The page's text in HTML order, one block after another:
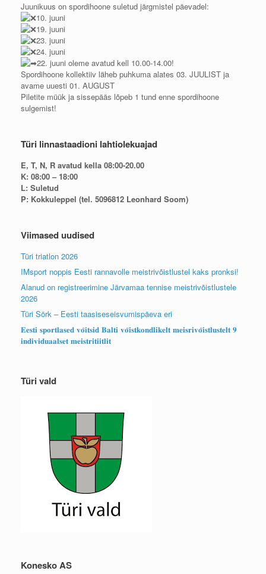
Juunikuus on spordihoone suletud järgmistel päevadel:
10. juuni
19. juuni
23. juuni
24. juuni
22. juuni oleme avatud kell 10.00-14.00!
Spordihoone kollektiiv läheb puhkuma alates 03. JUULIST ja
avame uuesti 01. AUGUST
Piletite müük ja sissepääs lõpeb 1 tund enne spordihoone
sulgemist!
Türi linnastaadioni lahtiolekuajad
E, T, N, R avatud kella 08:00-20.00
K: 08:00 – 18:00
L: Suletud
P: Kokkuleppel (tel. 5096812 Leonhard Soom)
Viimased uudised
Türi triatlon 2026
IMsport noppis Eesti rannavolle meistrivõistlustel kaks pronksi!
Alanud on registreerimine Järvamaa tennise meistrivõistlustele
2026
Türi Sörk – Eesti taasiseseisvumispäeva eri
𝐄𝐞𝐬𝐭𝐢 𝐬𝐩𝐨𝐫𝐭𝐥𝐚𝐬𝐞𝐝 𝐯𝐨̃𝐢𝐭𝐬𝐢𝐝 𝐁𝐚𝐥𝐭𝐢 𝐯𝐨̃𝐢𝐬𝐭𝐤𝐨𝐧𝐝𝐥𝐢𝐤𝐞𝐥𝐭 𝐦𝐞𝐢𝐬𝐫𝐢𝐯𝐨̃𝐢𝐬𝐭𝐥𝐮𝐬𝐭𝐞𝐥𝐭 𝟗
𝐢𝐧𝐝𝐢𝐯𝐢𝐝𝐮𝐚𝐚𝐥𝐬𝐞𝐭 𝐦𝐞𝐢𝐬𝐭𝐫𝐢𝐭𝐢𝐢𝐭𝐥𝐢𝐭
Türi vald
Konesko AS